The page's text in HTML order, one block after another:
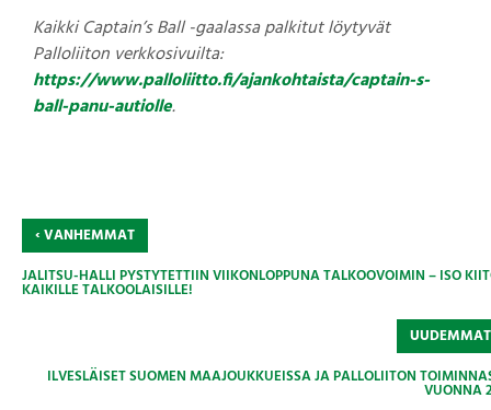
Kaikki Captain’s Ball -gaalassa palkitut löytyvät
Palloliiton verkkosivuilta:
https://www.palloliitto.fi/ajankohtaista/captain-s-
ball-panu-autiolle.
‹VANHEMMAT
JALITSU-HALLI PYSTYTETTIIN VIIKONLOPPUNA TALKOOVOIMIN – ISO
KAIKILLE TALKOOLAISILLE!
ILVESLÄISET SUOMEN MAAJOUKKUEISSA JA PALLOLIITON
VUONNA